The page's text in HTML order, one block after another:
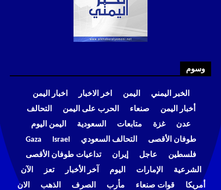
وسوم
الخبر اليمني اليمن اخر الاخبار
اخبار اليمن
أخبار اليمن
صنعاء الحرب على اليمن
التحالف
عدن
غزة متابعات السعودية
اليمن اليوم
طوفان الأقصى
التحالف السعودي Israel
Gaza
فلسطين
عاجل إيران
تداعيات طوفان الأقصى
الشرعية
الإمارات اليوم آخر الأخبار تعز
الآن
أمريكا
قوات صنعاء مأرب الصرف الذهب
الان